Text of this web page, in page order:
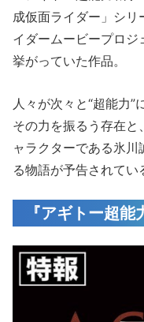
成仮面ライダー」シリ
イダームービープロ
挙がっていた作品。
⼈々が次々と“超能⼒”
その力を振るう存在と
ャラクターである氷
る物語が予告されてい
『アギトー超